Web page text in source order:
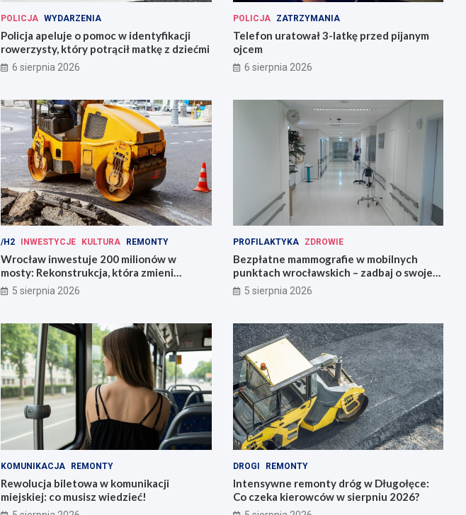
POLICJA WYDARZENIA
Policja apeluje o pomoc w identyfikacji
rowerzysty, który potrącił matkę z dziećmi
6 sierpnia 2026
POLICJA ZATRZYMANIA
Telefon uratował 3-latkę przed pijanym
ojcem
6 sierpnia 2026
/H2 INWESTYCJE KULTURA REMONTY
Wrocław inwestuje 200 milionów w
mosty: Rekonstrukcja, która zmieni
miasto!
5 sierpnia 2026
PROFILAKTYKA ZDROWIE
Bezpłatne mammografie w mobilnych
punktach wrocławskich – zadbaj o swoje
zdrowie!
5 sierpnia 2026
KOMUNIKACJA REMONTY
Rewolucja biletowa w komunikacji
miejskiej: co musisz wiedzieć!
DROGI REMONTY
Intensywne remonty dróg w Długołęce:
Co czeka kierowców w sierpniu 2026?